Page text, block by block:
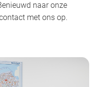
naar onze
met ons op.